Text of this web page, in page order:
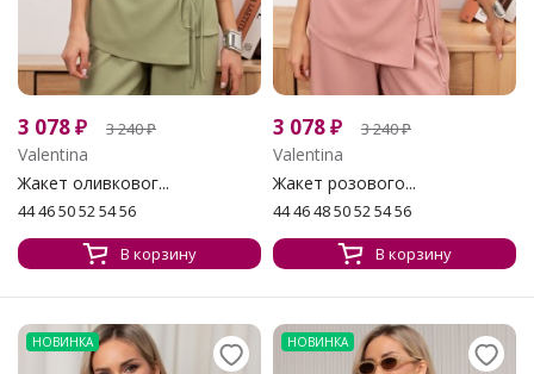
3 078₽ 3 240₽
Valentina
Жакет оливковог...
44 46 50 52 54 56
В корзину
3 078₽ 3 240₽
Valentina
Жакет розового...
44 46 48 50 52 54 56
В корзину
НОВИНКА НОВИНКА